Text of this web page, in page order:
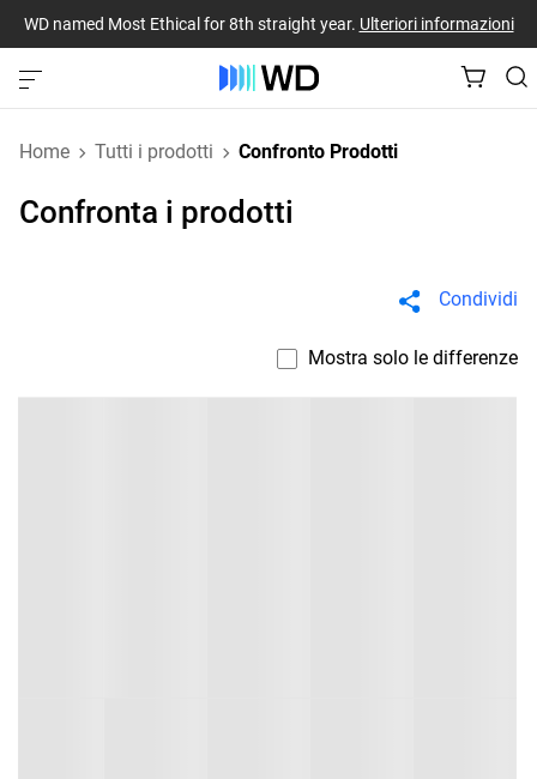
WD named Most Ethical for 8th straight year. Ulteriori informazioni
Home Tutti i prodotti Confronto Prodotti
Confronta i prodotti
Condividi
Mostra solo le differenze